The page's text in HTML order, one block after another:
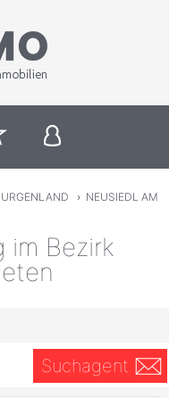
› NEUSIEDL AM
im Bezirk
Suchagent